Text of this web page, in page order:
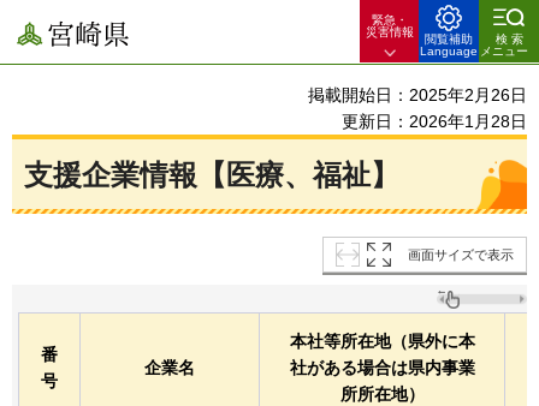
宮崎県
緊急・
災害情報
閲覧補助
Language
検索
メニュー
掲載開始日：2025年2月26日
更新日：2026年1月28日
支援企業情報【医療、福祉】
画面サイズで表示
番
号
企業名
本社等所在地（県外に本
社がある場合は県内事業
所所在地）